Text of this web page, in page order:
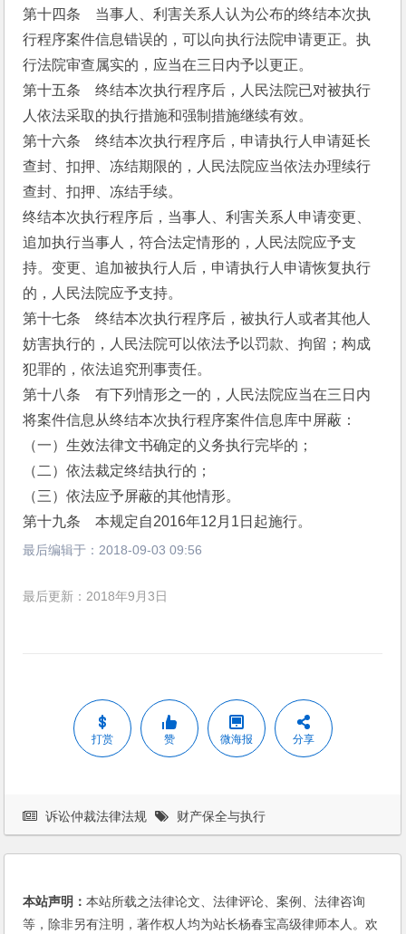
第十四条    当事人、利害关系人认为公布的终结本次执
行程序案件信息错误的，可以向执行法院申请更正。执
行法院审查属实的，应当在三日内予以更正。
第十五条    终结本次执行程序后，人民法院已对被执行
人依法采取的执行措施和强制措施继续有效。
第十六条    终结本次执行程序后，申请执行人申请延长
查封、扣押、冻结期限的，人民法院应当依法办理续行
查封、扣押、冻结手续。
终结本次执行程序后，当事人、利害关系人申请变更、
追加执行当事人，符合法定情形的，人民法院应予支
持。变更、追加被执行人后，申请执行人申请恢复执行
的，人民法院应予支持。
第十七条    终结本次执行程序后，被执行人或者其他人
妨害执行的，人民法院可以依法予以罚款、拘留；构成
犯罪的，依法追究刑事责任。
第十八条    有下列情形之一的，人民法院应当在三日内
将案件信息从终结本次执行程序案件信息库中屏蔽：
（一）生效法律文书确定的义务执行完毕的；
（二）依法裁定终结执行的；
（三）依法应予屏蔽的其他情形。
第十九条    本规定自2016年12月1日起施行。
最后编辑于： 2018-09-03 09:56
最后更新：2018年9月3日
打赏 赞 微海报 分享
诉讼仲裁法律法规 财产保全与执行
本站声明：本站所载之法律论文、法律评论、案例、法律咨询
等，除非另有注明，著作权人均为站长杨春宝高级律师本人。欢